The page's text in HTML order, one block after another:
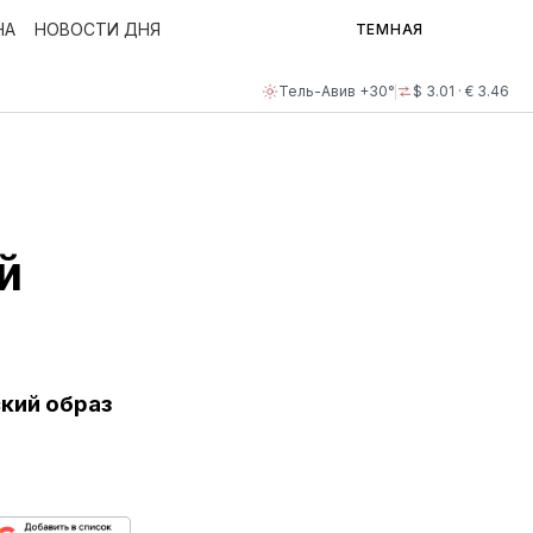
Тель-Авив +30° $ 3.01 · € 3.46
НОВОСТИ ДНЯ ТЕМНАЯ
образ